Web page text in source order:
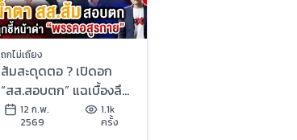
ถกไม่เถียง
ส้มสะดุดตอ ? เปิดอก
“สส.สอบตก” แฉเบื้องลึก
ศึกรวมแก๊ง ชนวน “แพ้ยับ
เยิน” !
12 ก.พ.
2569
1.1k
ครั้ง